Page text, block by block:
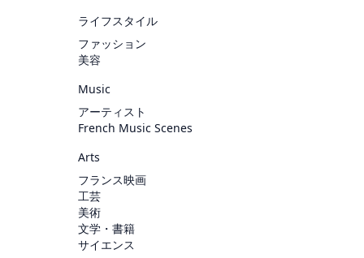
ライフスタイル
ファッション
美容
Music
アーティスト
French Music Scenes
Arts
フランス映画
工芸
美術
文学・書籍
サイエンス